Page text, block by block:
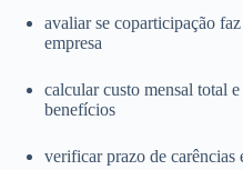
avaliar se coparticipação
empresa
calcular custo mensal total
benefícios
verificar prazo de carências